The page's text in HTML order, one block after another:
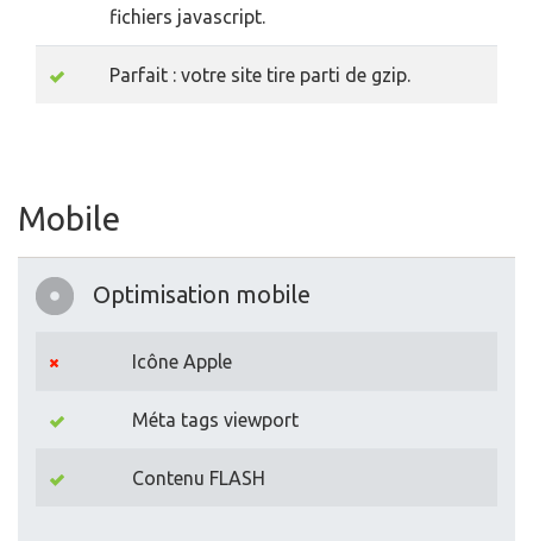
fichiers javascript.
Parfait : votre site tire parti de gzip.
Mobile
Optimisation mobile
Icône Apple
Méta tags viewport
Contenu FLASH